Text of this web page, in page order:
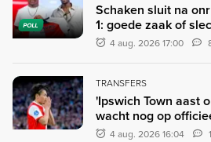
POLL
Schaken sluit na
1: goede zaak of
4 aug. 2026 17:00
TRANSFERS
'Ipswich Town aast
wacht nog op
4 aug. 2026 16:04